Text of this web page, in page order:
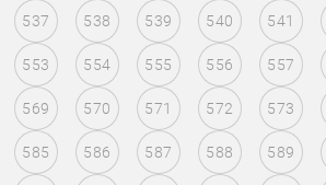
537 538 539 540 541
553 554 555 556 557
569 570 571 572 573
585 586 587 588 589